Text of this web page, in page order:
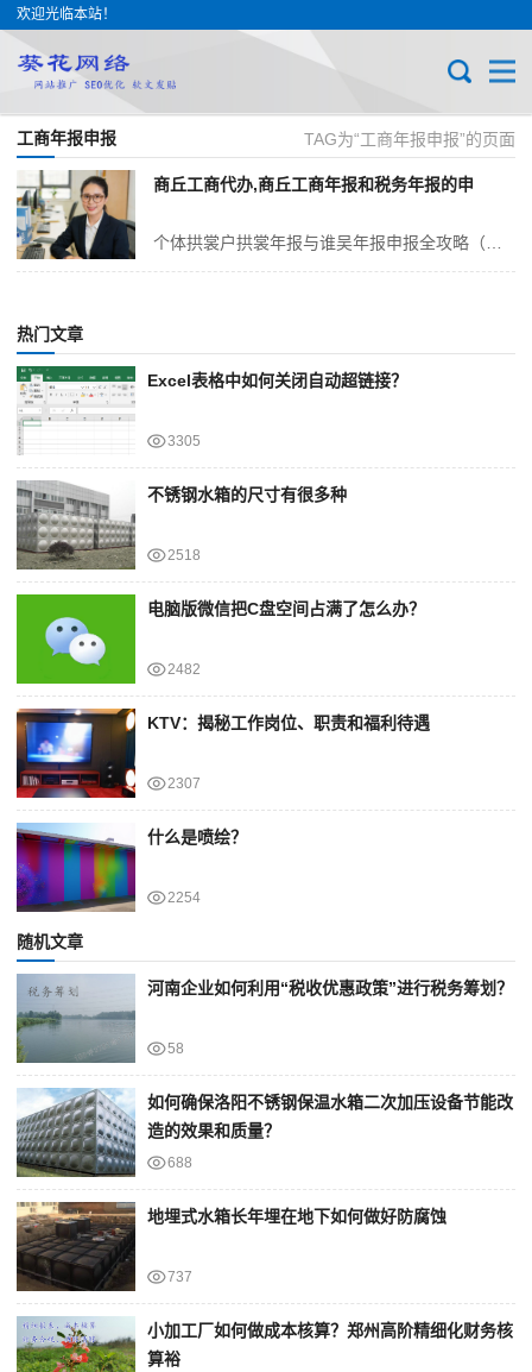
欢迎光临本站！
TAG为“工商年报申报”的页面
工商年报申报
商丘工商代办,商丘工商年报和税务年报的申
热门文章
Excel表格中如何关闭自动超链接？
3305
不锈钢水箱的尺寸有很多种
2518
电脑版微信把C盘空间占满了怎么办？
2482
KTV：揭秘工作岗位、职责和福利待遇
2307
什么是喷绘？
2254
随机文章
河南企业如何利用“税收优惠政策”进行税务筹划？
58
如何确保洛阳不锈钢保温水箱二次加压设备节能改
造的效果和质量？
688
地埋式水箱长年埋在地下如何做好防腐蚀
737
小加工厂如何做成本核算？郑州高阶精细化财务核
算裕